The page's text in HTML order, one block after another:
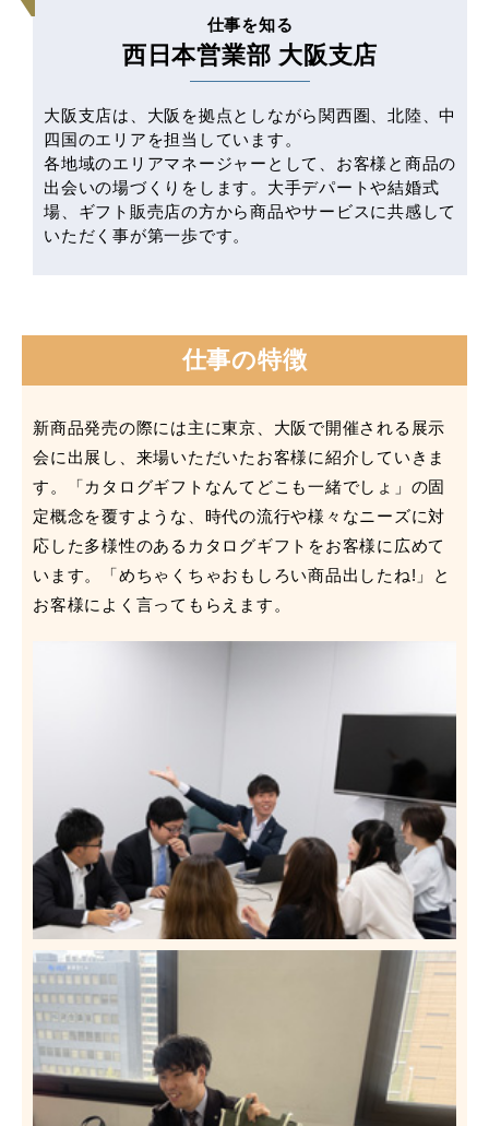
仕事を知る
西日本営業部 大阪支店
大阪支店は、大阪を拠点としながら関西圏、北陸、中
四国のエリアを担当しています。
各地域のエリアマネージャーとして、お客様と商品の
出会いの場づくりをします。大手デパートや結婚式
場、ギフト販売店の方から商品やサービスに共感して
いただく事が第一歩です。
仕事の特徴
新商品発売の際には主に東京、大阪で開催される展示
会に出展し、来場いただいたお客様に紹介していきま
す。「カタログギフトなんてどこも一緒でしょ」の固
定概念を覆すような、時代の流行や様々なニーズに対
応した多様性のあるカタログギフトをお客様に広めて
います。「めちゃくちゃおもしろい商品出したね!」と
お客様によく言ってもらえます。